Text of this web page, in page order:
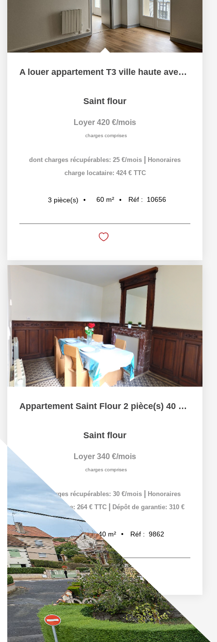
A louer appartement T3 ville haute avec balcon
Saint flour
Loyer 420 €/mois
charges comprises
dont charges récupérables: 25 €/mois
Honoraires
charge locataire: 424 € TTC
3 pièce(s) 60 m² Réf : 10656
Appartement Saint Flour 2 pièce(s) 40 m2
Saint flour
Loyer 340 €/mois
charges comprises
dont charges récupérables: 30 €/mois
Honoraires
charge locataire: 264 € TTC
Dépôt de garantie: 310 €
2 pièce(s) 40 m² Réf : 9862